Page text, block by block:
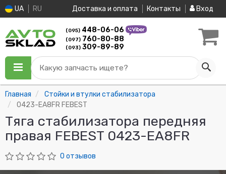
UA RU Доставка и оплата Контакты Вход
(095) 448-06-06
(097) 760-80-88
(093) 309-89-89
Какую запчасть ищете?
Главная
Стойки и втулки стабилизатора
0423-EA8FR FEBEST
Тяга стабилизатора передняя
правая FEBEST 0423-EA8FR
0 отзывов